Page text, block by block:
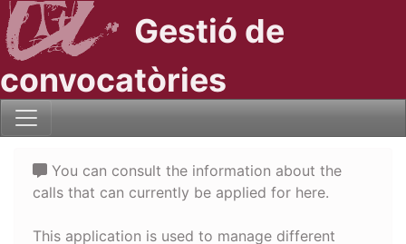
Gestió de
convocatòries
You can consult the information about the
calls that can currently be applied for here.
This application is used to manage different